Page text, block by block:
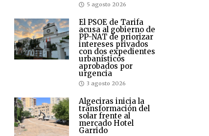
5 agosto 2026
El PSOE de Tarifa
acusa al gobierno de
PP-NAT de priorizar
intereses privados
con dos expedientes
urbanísticos
aprobados por
urgencia
3 agosto 2026
Algeciras inicia la
transformación del
solar frente al
mercado Hotel
Garrido